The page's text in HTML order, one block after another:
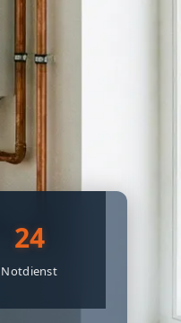
24
Notdienst